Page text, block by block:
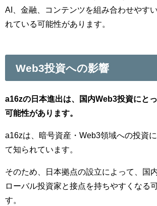
AI、金融、コンテンツを組み合わせやす
れている可能性があります。
Web3投資への影響
a16zの日本進出は、国内Web3投資にと
可能性があります。
a16zは、暗号資産・Web3領域への投資
て知られています。
そのため、日本拠点の設立によって、国
ローバル投資家と接点を持ちやすくなる
す。